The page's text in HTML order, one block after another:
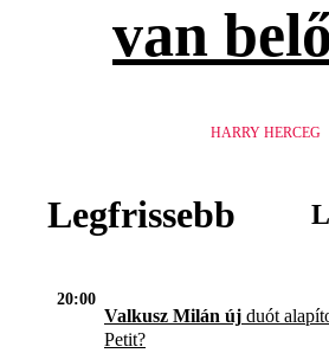
van
HARRY HERCEG
Legfrissebb
20:00
Valkusz Milán új duót
Petit?